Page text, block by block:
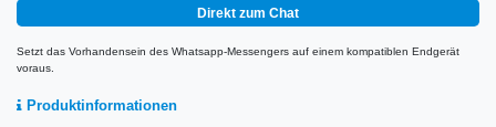
Direkt zum Chat
Setzt das Vorhandensein des Whatsapp-Messengers auf einem kompatiblen Endgerät
voraus.
Produktinformationen